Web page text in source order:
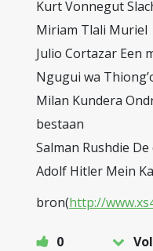
Kurt Vonnegut
Miriam Tlali Muriel
Julio Cortazar Een
Ngugui wa
Milan Kundera
bestaan
Salman Rushdie
Adolf Hitler Mein
bron(http://
0